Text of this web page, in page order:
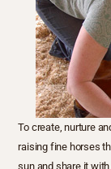
To create, nurture
raising fine horses
sun and share it